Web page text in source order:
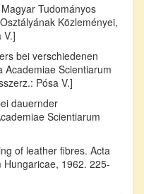
Tudományos
Közleményei,
V.]
bei verschiedenen
Academiae Scientiarum
Pósa V.]
dauernder
Scientiarum
of leather fibres. Acta
1962. 225-